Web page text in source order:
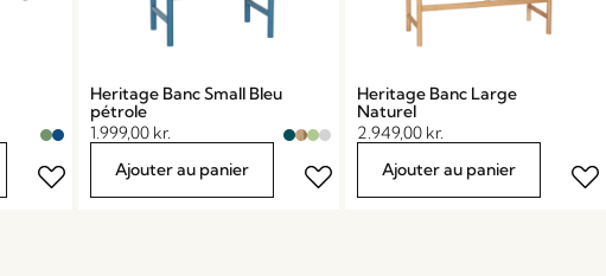
Heritage Banc Small Bleu
pétrole
1.999,00 kr.
Ajouter au panier
Heritage Banc Large
Naturel
2.949,00 kr.
Ajouter au panier